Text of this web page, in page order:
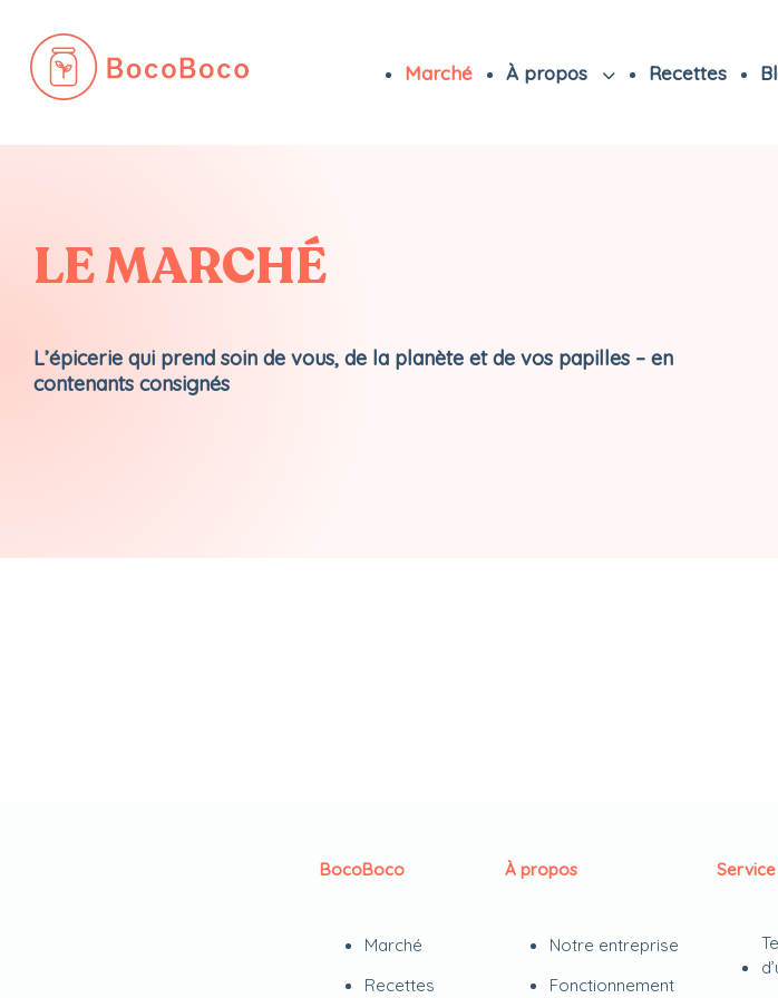
Marché À propos Recettes
LE MARCHÉ
L’épicerie qui prend soin de vous, de la planète et de vos papilles – en
contenants consignés
BocoBoco
Marché
Recettes
À propos
Notre entreprise
Fonctionnement